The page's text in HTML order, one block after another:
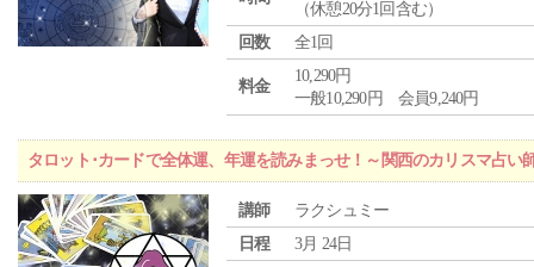
（休憩20分1回含む）
回数
全1回
料金
10,290円
一般10,290円 会員9,240円
タロット･カードで全体運、年運を読みまっせ！～関西のカリスマ占い
講師
ラクシュミー
日程
3月 24日